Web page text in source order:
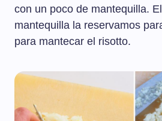
con un poco de mantequilla.
mantequilla la reservamos
para mantecar el risotto.